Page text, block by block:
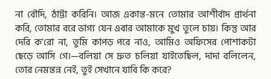
না বৌদি, ঠাট্টা করিনি। আজ একান্ত-মনে তোমার আশীর্বাদ প্রার্থনা
করি, তোমার বরে ভাগ্য যেন এবার আমাকে মুখ তুলে চায়। কিন্তু আর
দেরি ক’রো না, তুমি কাপড় পরে নাও, আমিও অফিসের পোশাকটা
ছেড়ে আসি গে।—বলিয়া সে দ্রুত চলিয়া যাইতেছিল, দাদা বলিলেন,
তোর নেমন্তন্ন নেই, তুই সেখানে যাবি কি করে?